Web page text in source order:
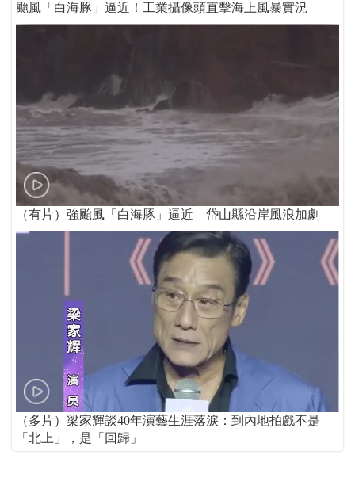
颱風「白海豚」逼近！工業攝像頭直擊海上風暴實況
（有片）強颱風「白海豚」逼近 岱山縣沿岸風浪加劇
（多片）梁家輝談40年演藝生涯落淚：到內地拍戲不是
「北上」，是「回歸」